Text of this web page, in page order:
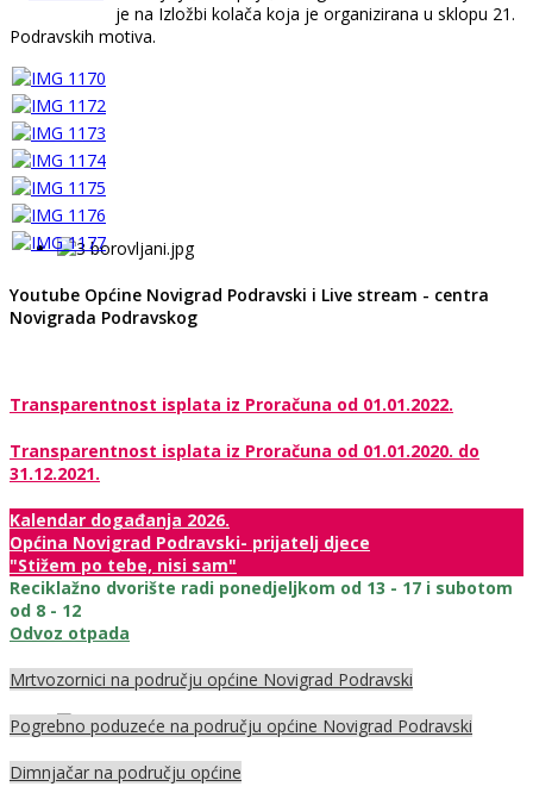
je na Izložbi kolača koja je organizirana u sklopu 21.
Podravskih motiva.
Youtube Općine Novigrad Podravski i Live stream - centra
Novigrada Podravskog
Transparentnost isplata iz Proračuna od 01.01.2022.
Transparentnost isplata iz Proračuna od 01.01.2020. do
31.12.2021.
Kalendar događanja 2026.
Općina Novigrad Podravski- prijatelj djece
"Stižem po tebe, nisi sam"
Reciklažno dvorište radi ponedjeljkom od 13 - 17 i subotom
od 8 - 12
Odvoz otpada
Mrtvozornici na području općine Novigrad Podravski
Pogrebno poduzeće na području općine Novigrad Podravski
Dimnjačar na području općine